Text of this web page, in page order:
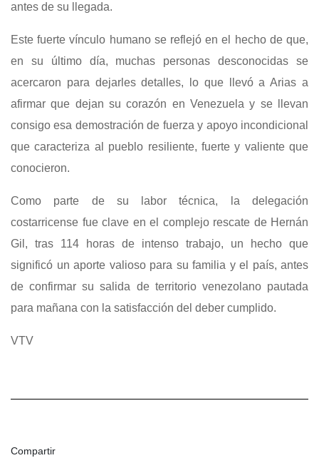
antes de su llegada.
Este fuerte vínculo humano se reflejó en el hecho de que,
en su último día, muchas personas desconocidas se
acercaron para dejarles detalles, lo que llevó a Arias a
afirmar que dejan su corazón en Venezuela y se llevan
consigo esa demostración de fuerza y apoyo incondicional
que caracteriza al pueblo resiliente, fuerte y valiente que
conocieron.
Como parte de su labor técnica, la delegación
costarricense fue clave en el complejo rescate de Hernán
Gil, tras 114 horas de intenso trabajo, un hecho que
significó un aporte valioso para su familia y el país, antes
de confirmar su salida de territorio venezolano pautada
para mañana con la satisfacción del deber cumplido.
VTV
Compartir